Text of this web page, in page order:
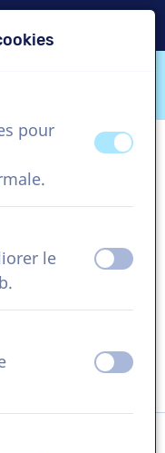
Uni
pour
éteint
le
éteint
éteint